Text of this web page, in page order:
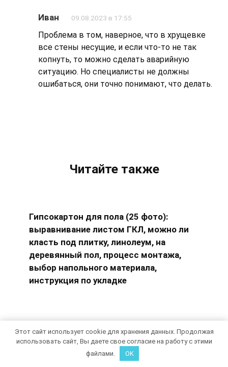
Иван 09.08.2023 в 17:55
Проблема в том, наверное, что в хрущевке
все стены несущие, и если что-то не так
копнуть, то можно сделать аварийную
ситуацию. Но специалисты не должны
ошибаться, они точно понимают, что делать.
Читайте также
Гипсокартон для пола (25 фото):
выравнивание листом ГКЛ, можно ли
класть под плитку, линолеум, на
деревянный пол, процесс монтажа,
выбор напольного материала,
инструкция по укладке
Стяжка пола согласно СНиП 2.03.13-88
(СП 29.13330.2011): допуски,
требования к армированию,
Этот сайт использует cookie для хранения данных. Продолжая
использовать сайт, Вы даете свое согласие на работу с этими
файлами.
OK